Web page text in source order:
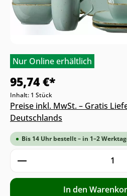
Nur Online erhältlich
95,74 €*
Inhalt: 1 Stück
Preise inkl. MwSt. – Gratis
Deutschlands
Bis 14 Uhr bestellt – in 1–2
Produkt Anzahl: Gib
In den